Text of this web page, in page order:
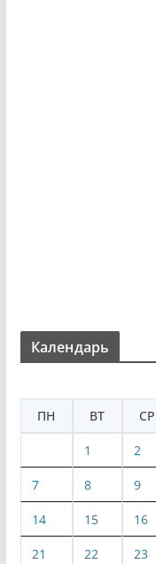
Календарь
ПН
ВТ СР
1 2
7 8 9
14 15 16
21 22 23